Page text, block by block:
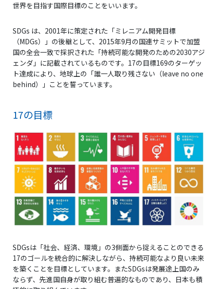
世界を目指す国際目標のことをいいます。
SDGs は、2001年に策定された「ミレニアム開発目標
（MDGs）」の後継として、2015年9月の国連サミットで加盟
国の全会一致で採択された「持続可能な開発のための2030アジ
ェンダ」に記載されているものです。17の目標169のターゲッ
ト達成により、地球上の「誰一人取り残さない（leave no one
behind）」ことを誓っています。
17の目標
SDGsは「社会、経済、環境」の3側面から捉えることのできる
17のゴールを統合的に解決しながら、持続可能なより良い未来
を築くことを目標としています。またSDGsは発展途上国のみ
ならず、先進国自身が取り組む普遍的なものであり、日本も積